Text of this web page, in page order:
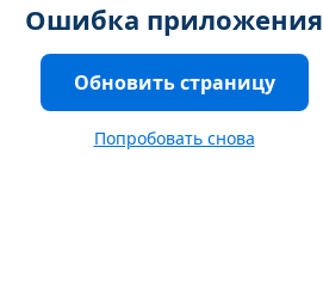
Ошибка приложения
Обновить страницу
Попробовать снова